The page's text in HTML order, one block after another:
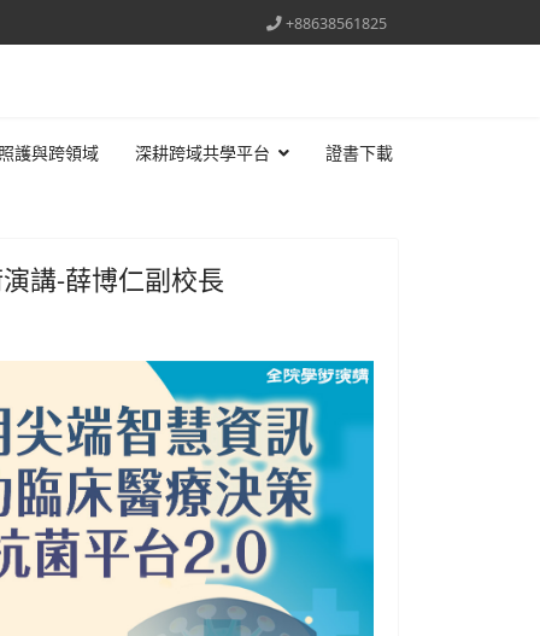
+88638561825
護與跨領域 深耕跨域共學平台 證書下載
講-薛博仁副校長